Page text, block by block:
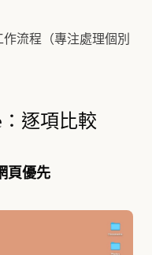
流程（專注處理個別
：逐項比較
頁優先